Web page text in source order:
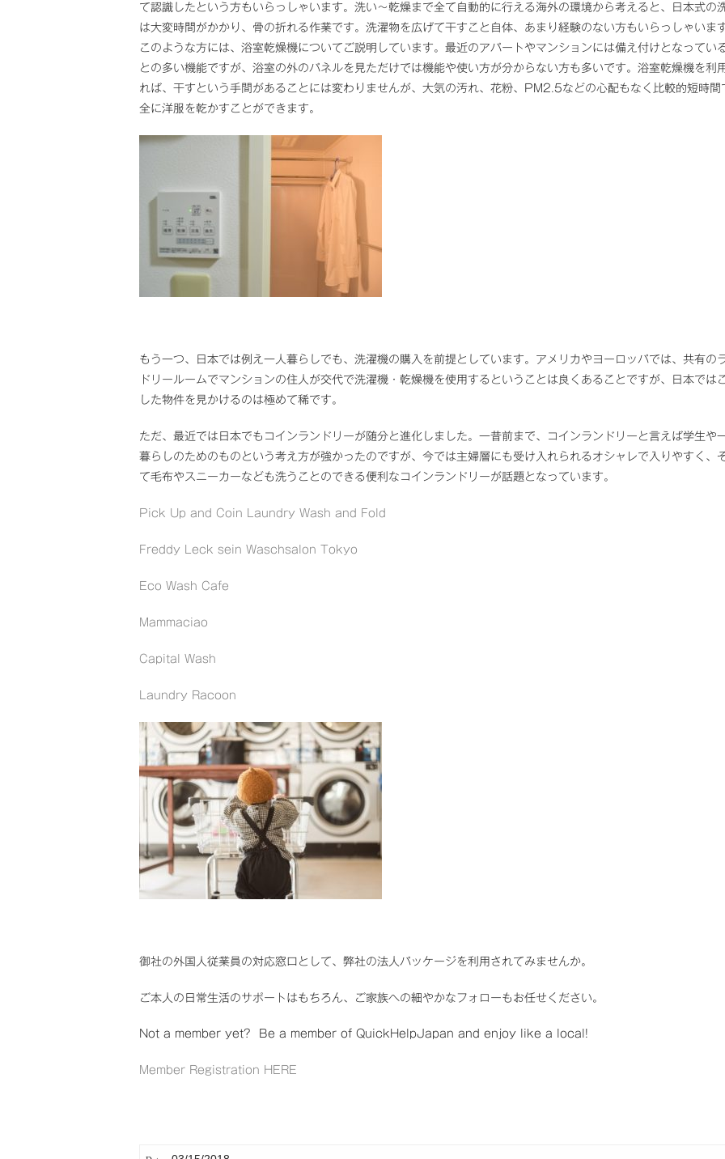
て認識したという方もいらっしゃいます。洗い～乾燥まで全て自動的に行える海外の環境から考えると、日本式の
は大変時間がかかり、骨の折れる作業です。洗濯物を広げて干すこと自体、あまり経験のない方もいらっしゃいます
このような方には、浴室乾燥機についてご説明しています。最近のアパートやマンションには備え付けとなってい
との多い機能ですが、浴室の外のパネルを見ただけでは機能や使い方が分からない方も多いです。浴室乾燥機を利
れば、干すという手間があることには変わりませんが、大気の汚れ、花粉、PM2.5などの心配もなく比較的短時間
全に洋服を乾かすことができます。
もう一つ、日本では例え一人暮らしでも、洗濯機の購入を前提としています。アメリカやヨーロッパでは、共有の
ドリールームでマンションの住人が交代で洗濯機・乾燥機を使用するということは良くあることですが、日本では
した物件を見かけるのは極めて稀です。
ただ、最近では日本でもコインランドリーが随分と進化しました。一昔前まで、コインランドリーと言えば学生や
暮らしのためのものという考え方が強かったのですが、今では主婦層にも受け入れられるオシャレで入りやすく、
て毛布やスニーカーなども洗うことのできる便利なコインランドリーが話題となっています。
Pick Up and Coin Laundry Wash and Fold
Freddy Leck sein Waschsalon Tokyo
Eco Wash Cafe
Mammaciao
Capital Wash
Laundry Racoon
御社の外国人従業員の対応窓口として、弊社の法人パッケージを利用されてみませんか。
ご本人の日常生活のサポートはもちろん、ご家族への細やかなフォローもお任せください。
Not a member yet? Be a member of QuickHelpJapan and enjoy like a local!
Member Registration HERE